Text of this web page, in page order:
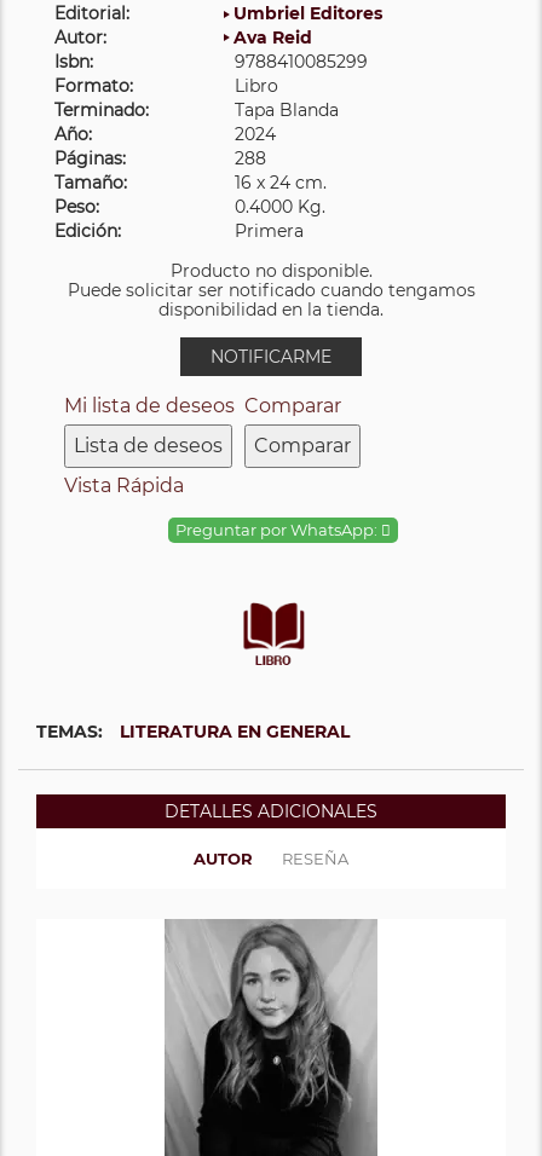
Editorial:
Umbriel Editores
Autor:
Ava Reid
Isbn:
9788410085299
Formato:
Libro
Terminado:
Tapa Blanda
Año:
2024
Páginas:
288
Tamaño:
16 x 24 cm.
Peso:
0.4000 Kg.
Edición:
Primera
Producto no disponible.
Puede solicitar ser notificado cuando tengamos
disponibilidad en la tienda.
NOTIFICARME
Mi lista de deseos
Lista de deseos
Comparar
Comparar
Vista Rápida
Preguntar por WhatsApp:
TEMAS: LITERATURA EN GENERAL
DETALLES ADICIONALES
AUTOR RESEÑA